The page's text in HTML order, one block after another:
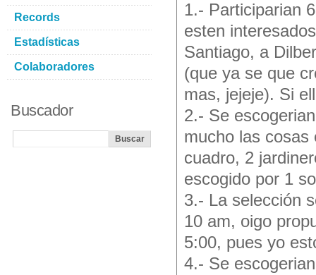
1.- Participarian
esten
Santiago, a
(que ya se que
mas, jejeje). Si
2.- Se
mucho las cosas
cuadro, 2
escogido por 1
3.- La selección
10 am, oigo
5:00, pues yo
4.- Se
Records
Estadísticas
Colaboradores
Buscador